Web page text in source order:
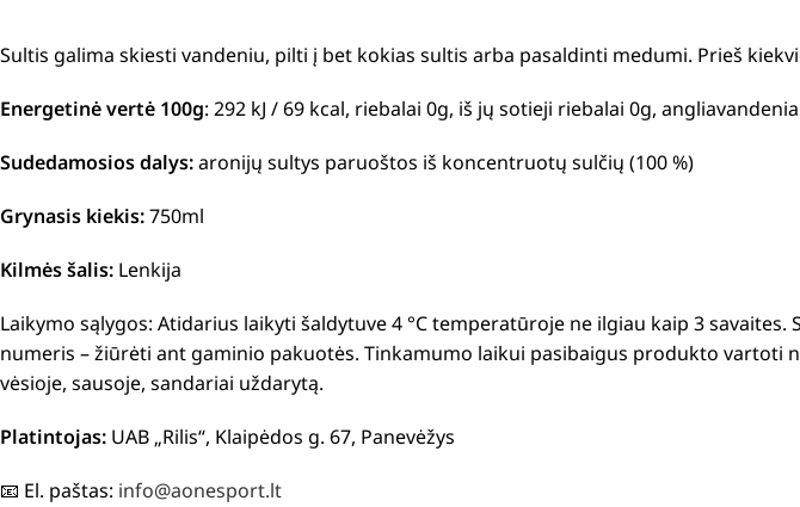
Sultis galima skiesti vandeniu, pilti į bet kokias sultis arba pasaldinti medumi. Prieš
Energetinė vertė 100g: 292 kJ / 69 kcal, riebalai 0g, iš jų sotieji riebalai 0g,
Sudedamosios dalys:aronijų sultys paruoštos iš koncentruotų sulčių (100 %)
Grynasis kiekis:750ml
Kilmės šalis: Lenkija
Laikymo sąlygos: Atidarius laikyti šaldytuve 4 °C temperatūroje ne ilgiau kaip 3 savaites.
numeris – žiūrėti ant gaminio pakuotės. Tinkamumo laikui pasibaigus produkto vartoti
vėsioje, sausoje, sandariai uždarytą.
Platintojas: UAB „Rilis“, Klaipėdos g. 67, Panevėžys
📧 El. paštas: info@aonesport.lt